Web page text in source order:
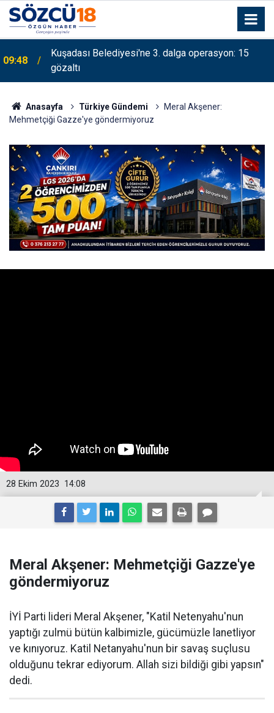
09:48
Kuşadası Belediyesi'ne 3. dalga operasyon: 15
gözaltı
Anasayfa Türkiye Gündemi
Meral Akşener:
Mehmetçiği Gazze'ye göndermiyoruz
14:08
28 Ekim 2023
Meral Akşener: Mehmetçiği Gazze'ye
göndermiyoruz
İYİ Parti lideri Meral Akşener, "Katil Netenyahu'nun
yaptığı zulmü bütün kalbimizle, gücümüzle lanetliyor
ve kınıyoruz. Katil Netanyahu'nun bir savaş suçlusu
olduğunu tekrar ediyorum. Allah sizi bildiği gibi yapsın"
dedi.